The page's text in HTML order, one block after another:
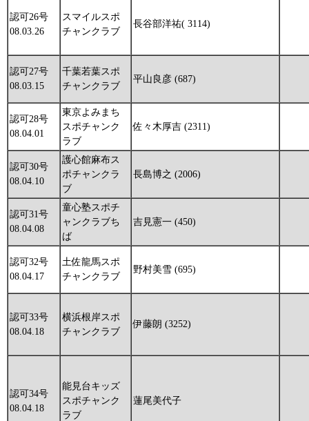
認可26号
08.03.26
スマイルスポ
チャンクラブ
長谷部洋祐( 3114)
認可27号
08.03.15
千葉若葉スポ
チャンクラブ
平山良彦 (687)
認可28号
08.04.01
東京よみまち
スポチャンク
ラブ
佐々木厚吉 (2311)
認可30号
08.04.10
護心館麻布ス
ポチャンクラ
ブ
長島博之 (2006)
認可31号
08.04.08
童心塾スポチ
ャンクラブち
ば
吉見憲一 (450)
認可32号
08.04.17
土佐龍馬スポ
チャンクラブ
野村美雪 (695)
認可33号
08.04.18
横浜根岸スポ
チャンクラブ
伊藤朗 (3252)
認可34号
08.04.18
能見台キッズ
スポチャンク
ラブ
蓮尾美代子